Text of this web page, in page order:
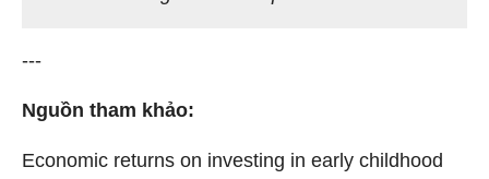
---
Nguồn tham khảo:
Economic returns on investing in early childhood